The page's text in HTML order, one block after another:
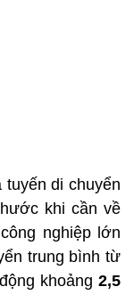
tuyến di chuyển
khi cần về
nghiệp lớn
trung bình từ
khoảng 2,5